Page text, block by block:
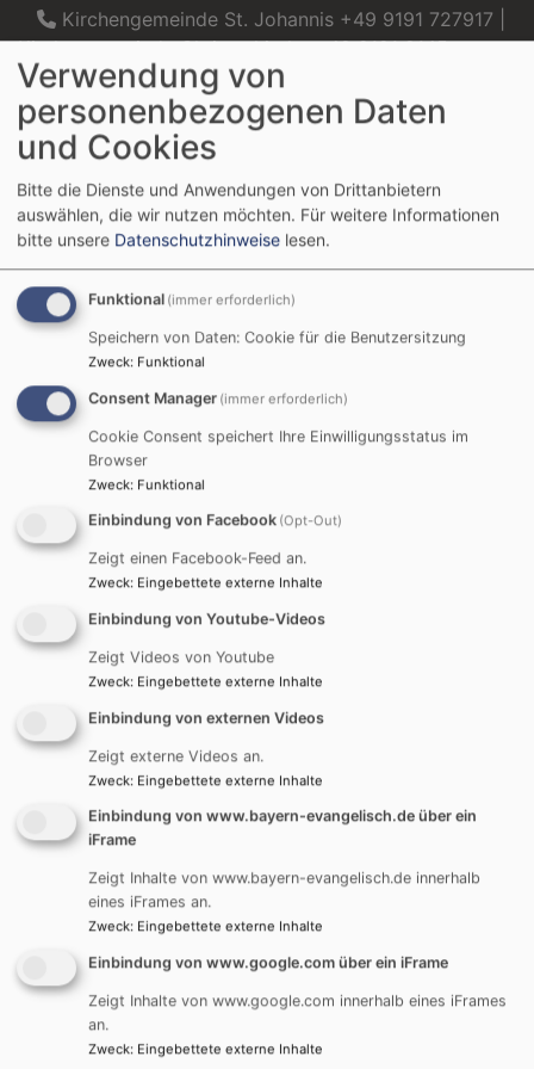
Direkt
zum
Inhalt
Kirchengemeinde St. Johannis +49 9191 727917 |
Kirchengemeinde Christuskirche +49 9191 2145
Evangelisch in Forchheim
Kirchengemeinde Forchheim St. Johannis und Kirchengemeinde Forchheim
Christuskirche
Hauptnavigation
Startseite Forchheim
Forchheim
Wir sind für Sie da!
Das Pfarramt Christuskirche - Kontakt |
Öffnungszeiten | Ansprechpersonen |
Hauptnavigation
St. Johannis
Verwendung von
personenbezogenen Daten
und Cookies
Bitte die Dienste und Anwendungen von Drittanbietern
auswählen, die wir nutzen möchten. Für weitere Informationen
bitte unsere Datenschutzhinweise lesen.
Funktional (immer erforderlich)
Speichern von Daten: Cookie für die Benutzersitzung
Zweck: Funktional
Consent Manager (immer erforderlich)
Cookie Consent speichert Ihre Einwilligungsstatus im
Browser
Zweck: Funktional
Einbindung von Facebook (Opt-Out)
Zeigt einen Facebook-Feed an.
Zweck: Eingebettete externe Inhalte
Einbindung von Youtube-Videos
Zeigt Videos von Youtube
Zweck: Eingebettete externe Inhalte
Einbindung von externen Videos
Zeigt externe Videos an.
Zweck: Eingebettete externe Inhalte
Einbindung von www.bayern-evangelisch.de über ein
iFrame
Zeigt Inhalte von www.bayern-evangelisch.de innerhalb
eines iFrames an.
Zweck: Eingebettete externe Inhalte
Einbindung von www.google.com über ein iFrame
Zeigt Inhalte von www.google.com innerhalb eines iFrames
an.
Zweck: Eingebettete externe Inhalte